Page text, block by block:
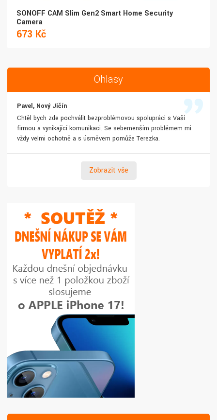
SONOFF CAM Slim Gen2 Smart Home Security
Camera
673 Kč
Ohlasy
Pavel, Nový Jičín
Chtěl bych zde pochválit bezproblémovou spolupráci s Vaší
firmou a vynikající komunikaci. Se sebemenším problémem mi
vždy velmi ochotně a s úsměvem pomůže Terezka.
Zobrazit vše